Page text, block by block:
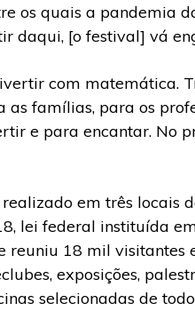
os quais a pandemia
daqui, [o festival] vá
com matemática.
as famílias, para os
e para encantar. No
em três locais
lei federal instituída
reuniu 18 mil visitantes
exposições,
selecionadas de